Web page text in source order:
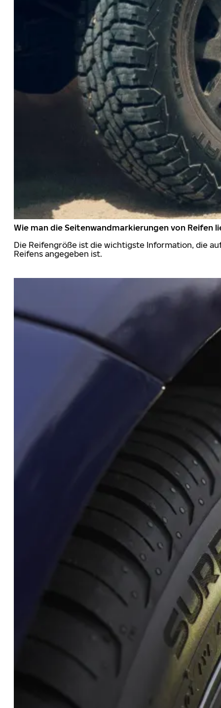
Wie man die Seitenwandmarkierungen von Reifen
Die Reifengröße ist die wichtigste Information, die
Reifens angegeben ist.